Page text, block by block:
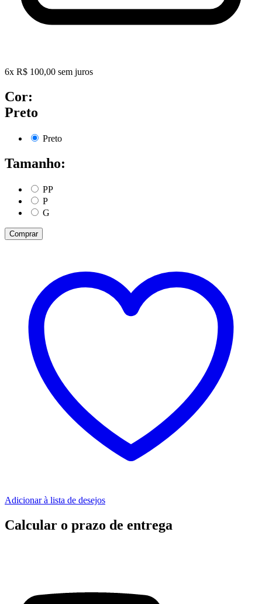
6x R$ 100,00 sem juros
Cor:
Preto
Preto
Tamanho:
PP
P
G
Comprar
Adicionar à lista de desejos
Calcular o prazo de entrega